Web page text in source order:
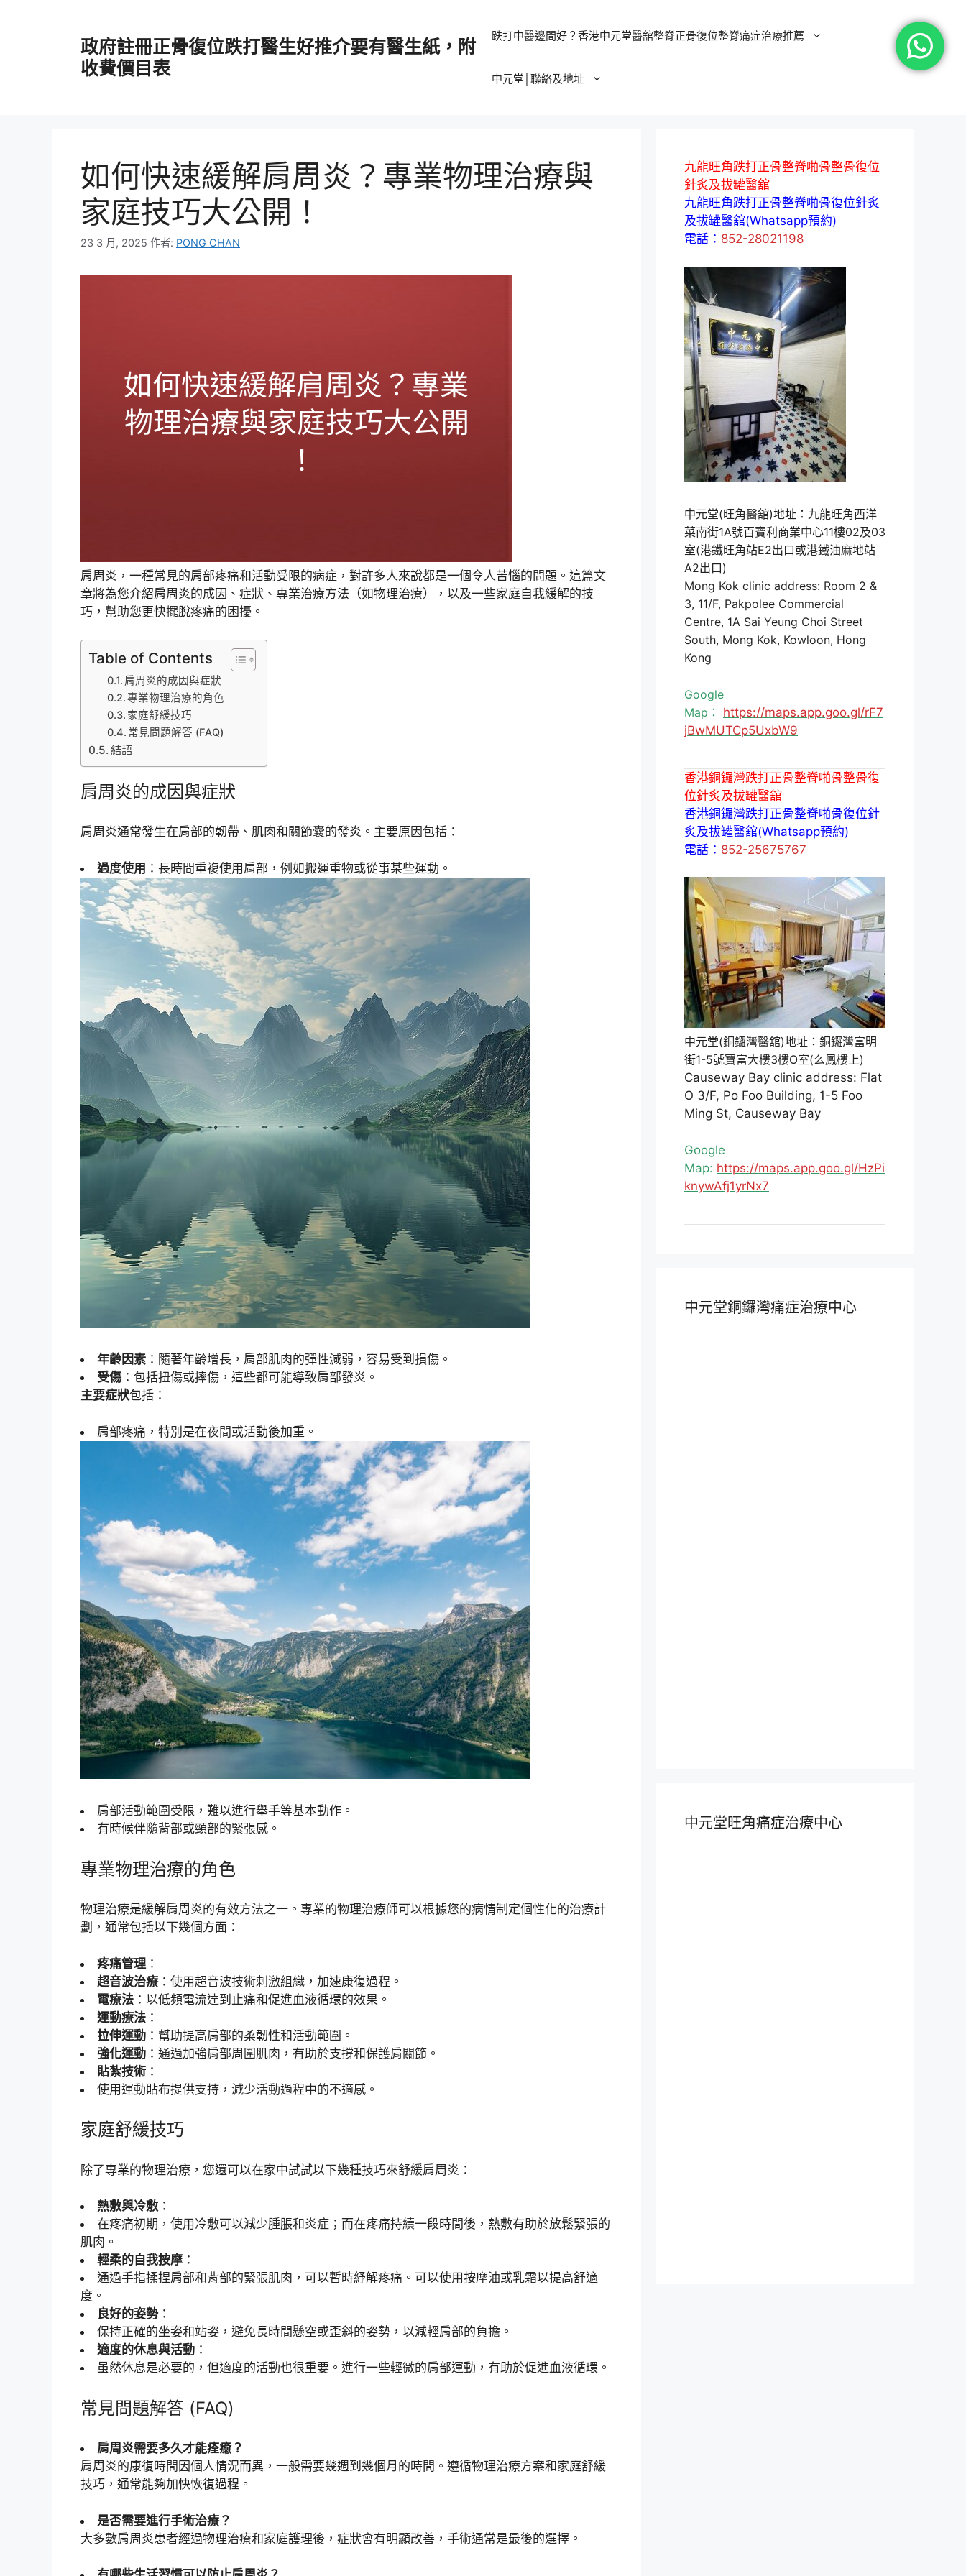
政府註冊正骨復位跌打醫生好推介要有醫生紙，附
收費價目表
跌打中醫邊間好？香港中元堂醫舘整脊正骨復位整脊痛症治療推薦
中元堂│聯絡及地址
如何快速緩解肩周炎？專業物理治療與
家庭技巧大公開！
23 3 月, 2025 作者: PONG CHAN
肩周炎，一種常見的肩部疼痛和活動受限的病症，對許多人來說都是一個令人苦惱的問題。這篇文
章將為您介紹肩周炎的成因、症狀、專業治療方法（如物理治療），以及一些家庭自我緩解的技
巧，幫助您更快擺脫疼痛的困擾。
Table of Contents
肩周炎的成因與症狀
專業物理治療的角色
家庭舒緩技巧
常見問題解答 (FAQ)
結語
肩周炎的成因與症狀
肩周炎通常發生在肩部的韌帶、肌肉和關節囊的發炎。主要原因包括：
過度使用 ：長時間重複使用肩部，例如搬運重物或從事某些運動。
年齡因素 ：隨著年齡增長，肩部肌肉的彈性減弱，容易受到損傷。
受傷 ：包括扭傷或摔傷，這些都可能導致肩部發炎。
主要症狀包括：
肩部疼痛，特別是在夜間或活動後加重。
肩部活動範圍受限，難以進行舉手等基本動作。
有時候伴隨背部或頸部的緊張感。
專業物理治療的角色
物理治療是緩解肩周炎的有效方法之一。專業的物理治療師可以根據您的病情制定個性化的治療計
劃，通常包括以下幾個方面：
疼痛管理 ：
超音波治療：使用超音波技術刺激組織，加速康復過程。
電療法 ：以低頻電流達到止痛和促進血液循環的效果。
運動療法 ：
拉伸運動 ：幫助提高肩部的柔韌性和活動範圍。
強化運動 ：通過加強肩部周圍肌肉，有助於支撐和保護肩關節。
貼紮技術 ：
使用運動貼布提供支持，減少活動過程中的不適感。
家庭舒緩技巧
除了專業的物理治療，您還可以在家中試試以下幾種技巧來舒緩肩周炎：
熱敷與冷敷 ：
在疼痛初期，使用冷敷可以減少腫脹和炎症；而在疼痛持續一段時間後，熱敷有助於放鬆緊張的
肌肉。
輕柔的自我按摩 ：
通過手指揉捏肩部和背部的緊張肌肉，可以暫時紓解疼痛。可以使用按摩油或乳霜以提高舒適
度。
良好的姿勢：
保持正確的坐姿和站姿，避免長時間懸空或歪斜的姿勢，以減輕肩部的負擔。
適度的休息與活動 ：
虽然休息是必要的，但適度的活動也很重要。進行一些輕微的肩部運動，有助於促進血液循環。
常見問題解答 (FAQ)
肩周炎需要多久才能痊癒？
肩周炎的康復時間因個人情況而異，一般需要幾週到幾個月的時間。遵循物理治療方案和家庭舒緩
技巧，通常能夠加快恢復過程。
是否需要進行手術治療？
大多數肩周炎患者經過物理治療和家庭護理後，症狀會有明顯改善，手術通常是最後的選擇。
九龍旺角跌打正骨整脊啪骨整骨復位
針炙及拔罐醫舘
九龍旺角跌打正骨整脊啪骨復位針炙
及拔罐醫舘(Whatsapp預約)
電話： 852-28021198
中元堂(旺角醫舘)地址：九龍旺角西洋
菜南街1A號百寶利商業中心11樓02及03
室(港鐵旺角站E2出口或港鐵油麻地站
A2出口)
Mong Kok clinic address: Room 2 &
3, 11/F, Pakpolee Commercial
Centre, 1A Sai Yeung Choi Street
South, Mong Kok, Kowloon, Hong
Kong
Google
Map： https://maps.app.goo.gl/rF7
jBwMUTCp5UxbW9
香港銅鑼灣跌打正骨整脊啪骨整骨復
位針炙及拔罐醫舘
香港銅鑼灣跌打正骨整脊啪骨復位針
炙及拔罐醫舘(Whatsapp預約)
電話： 852-25675767
中元堂(銅鑼灣醫舘)地址：銅鑼灣富明
街1-5號寶富大樓3樓O室(么鳳樓上)
Causeway Bay clinic address: Flat
O 3/F, Po Foo Building, 1-5 Foo
Ming St, Causeway Bay
Google
Map: https://maps.app.goo.gl/HzPi
knywAfj1yrNx7
中元堂銅鑼灣痛症治療中心
中元堂旺角痛症治療中心